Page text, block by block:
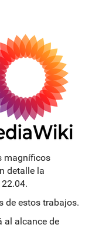
magníficos
detalle la
de estos trabajos.
al alcance de